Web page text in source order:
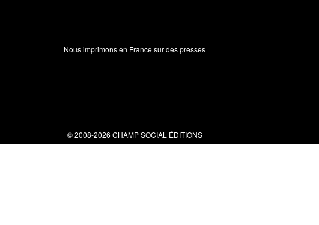
Nous imprimons en France sur des presses
© 2008-2026 CHAMP SOCIAL ÉDITIONS